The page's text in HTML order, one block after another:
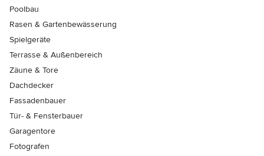
Poolbau
Rasen & Gartenbewässerung
Spielgeräte
Terrasse & Außenbereich
Zäune & Tore
Dachdecker
Fassadenbauer
Tür- & Fensterbauer
Garagentore
Fotografen